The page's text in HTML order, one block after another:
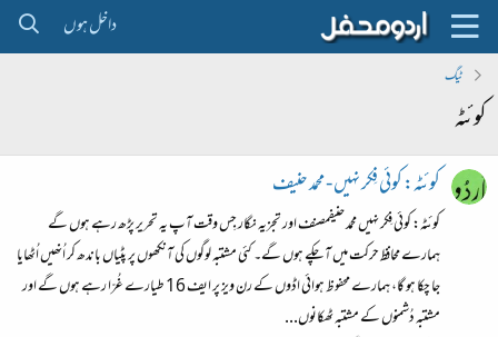
داخل ہوں
ٹیگ
کوئٹہ
کوئٹہ: کوئی فِکر نہیں - محمد حنیف
کوئٹہ: کوئی فِکر نہیں محمد حنیفمصنف اور تجزیہ نگار جِس وقت آپ یہ تحریر پڑھ رہے ہوں گے
ہمارے محافظ حرکت میں آ چکے ہوں گے۔ کئی مشتبہ لوگوں کی آنکھوں پر پٹیاں باندھ کر اُنھیں اُٹھایا
جا چکا ہو گا، ہمارے محفوظ ہوائی اڈوں کے رن ویز پر ایف 16 طیارے غُرّا رہے ہوں گے اور
مشتبہ دُشمنوں کے مشتبہ ٹھکانوں...